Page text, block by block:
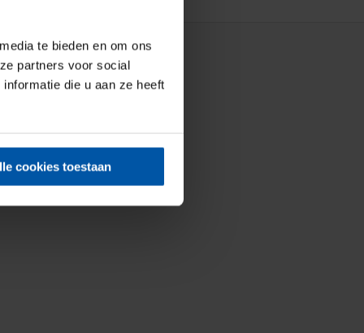
te bieden en om ons
partners voor social
die u aan ze heeft
cookies toestaan